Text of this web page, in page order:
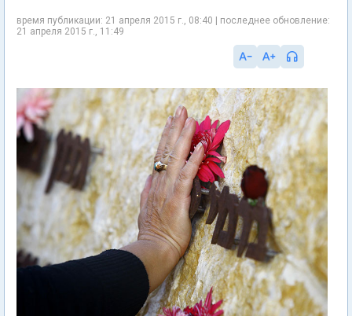
время публикации: 21 апреля 2015 г., 08:40 | последнее обновление:
21 апреля 2015 г., 11:49